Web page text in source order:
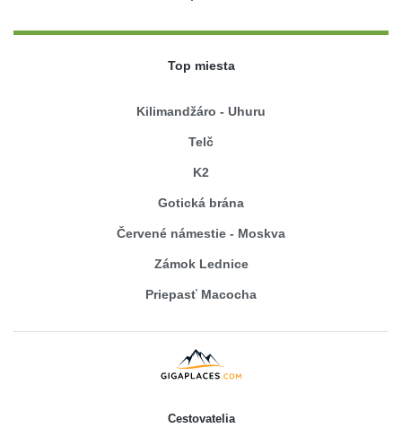
Top miesta
Kilimandžáro - Uhuru
Telč
K2
Gotická brána
Červené námestie - Moskva
Zámok Lednice
Priepasť Macocha
Cestovatelia